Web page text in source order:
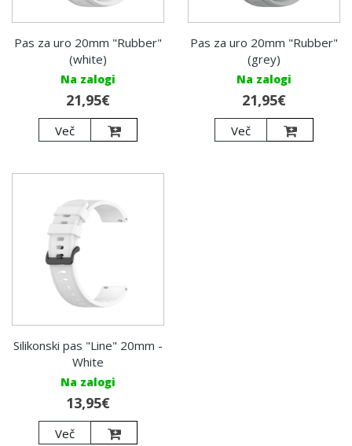
Pas za uro 20mm "Rubber"
(white)
Na zalogi
21,95€
Več
Pas za uro 20mm "Rubber"
(grey)
Na zalogi
21,95€
Več
Silikonski pas "Line" 20mm -
White
Na zalogi
13,95€
Več